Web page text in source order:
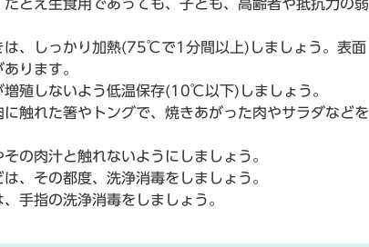
とえ生食用であっても、子ども、高齢者や抵抗力の弱
は、しっかり加熱(75℃で1分間以上)しましょう。表面
ります。
殖しないよう低温保存(10℃以下)しましょう。
触れた箸やトングで、焼きあがった肉やサラダなどを
の肉汁と触れないようにしましょう。
、その都度、洗浄消毒をしましょう。
手指の洗浄消毒をしましょう。